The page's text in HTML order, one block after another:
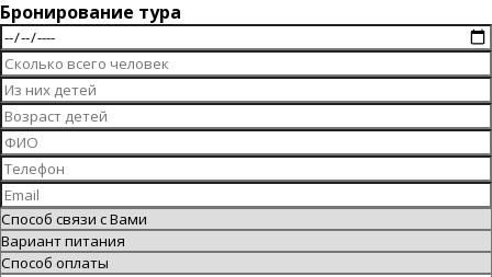
Бронирование тура